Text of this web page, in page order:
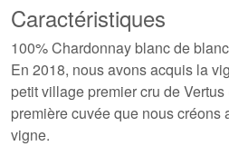
Caractéristiques
100% Chardonnay blanc de
En 2018, nous avons acquis la
petit village premier cru de
première cuvée que nous créons
vigne.